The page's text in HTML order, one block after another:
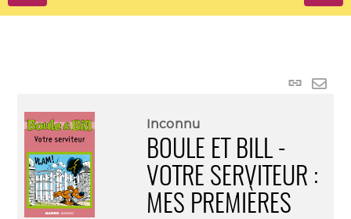
Lien
Inconnu
BOULE ET BILL -
VOTRE SERVITEUR :
MES PREMIÈRES